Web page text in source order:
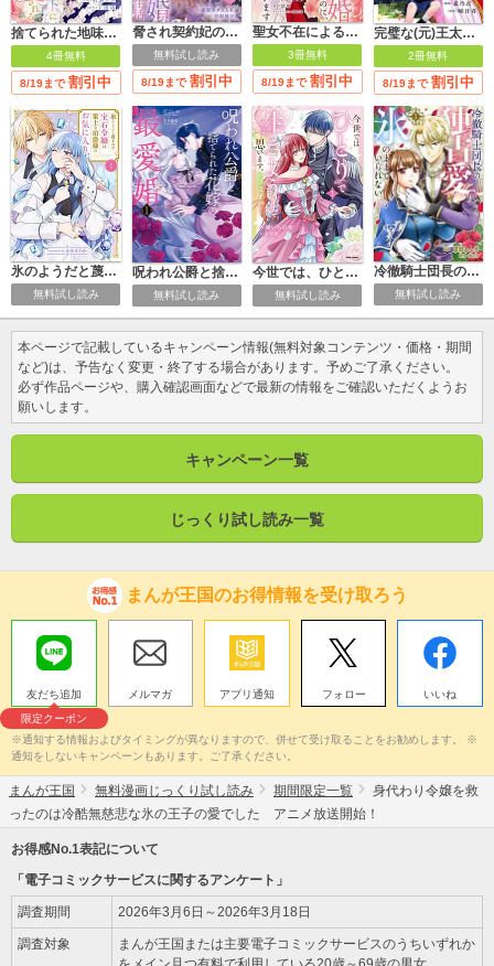
捨てられた地味王女は白狼殿下に溺愛される
4冊無料
8/19まで 割引中
脅され契約妃の白い結婚生活【電子単行本版/特典おまけ付き】
無料試し読み
8/19まで 割引中
聖女不在による仮初め婚なのに、不器用な王太子に溺愛されています
3冊無料
8/19まで 割引中
完璧な(元)王太子妃は継母だってお手のもの！
2冊無料
8/19まで 割引中
氷のようだと蔑まれた宝石令嬢は策士な伯爵様のお気に入り
無料試し読み
呪われ公爵と捨てられた花嫁の最愛婚【コミックス版】
無料試し読み
今世では、ひとりで生きようと思います。そのはずが…【コミックス版】
無料試し読み
冷徹騎士団長の独占愛に氷のままでいられない
無料試し読み
本ページで記載しているキャンペーン情報(無料対象コンテンツ・価格・期間
など)は、予告なく変更・終了する場合があります。予めご了承ください。
必ず作品ページや、購入確認画面などで最新の情報をご確認いただくようお
願いします。
キャンペーン一覧
じっくり試し読み一覧
まんが王国のお得情報を受け取ろう
友だち追加
限定クーポン
メルマガ アプリ通知 フォロー いいね
※通知する情報およびタイミングが異なりますので、併せて受け取ることをお勧めします。 ※
通知をしないキャンペーンもあります。ご了承ください。
まんが王国 無料漫画じっくり試し読み 期間限定一覧
身代わり令嬢を救
ったのは冷酷無慈悲な氷の王子の愛でした アニメ放送開始！
お得感No.1表記について
「電子コミックサービスに関するアンケート」
調査期間 2026年3月6日～2026年3月18日
調査対象
まんが王国または主要電子コミックサービスのうちいずれか